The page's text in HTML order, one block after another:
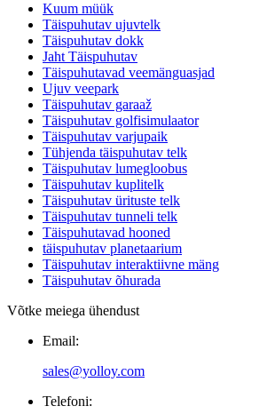
Kuum müük
Täispuhutav ujuvtelk
Täispuhutav dokk
Jaht Täispuhutav
Täispuhutavad veemänguasjad
Ujuv veepark
Täispuhutav garaaž
Täispuhutav golfisimulaator
Täispuhutav varjupaik
Tühjenda täispuhutav telk
Täispuhutav lumegloobus
Täispuhutav kuplitelk
Täispuhutav ürituste telk
Täispuhutav tunneli telk
Täispuhutavad hooned
täispuhutav planetaarium
Täispuhutav interaktiivne mäng
Täispuhutav õhurada
Võtke meiega ühendust
Email:
sales@yolloy.com
Telefoni: